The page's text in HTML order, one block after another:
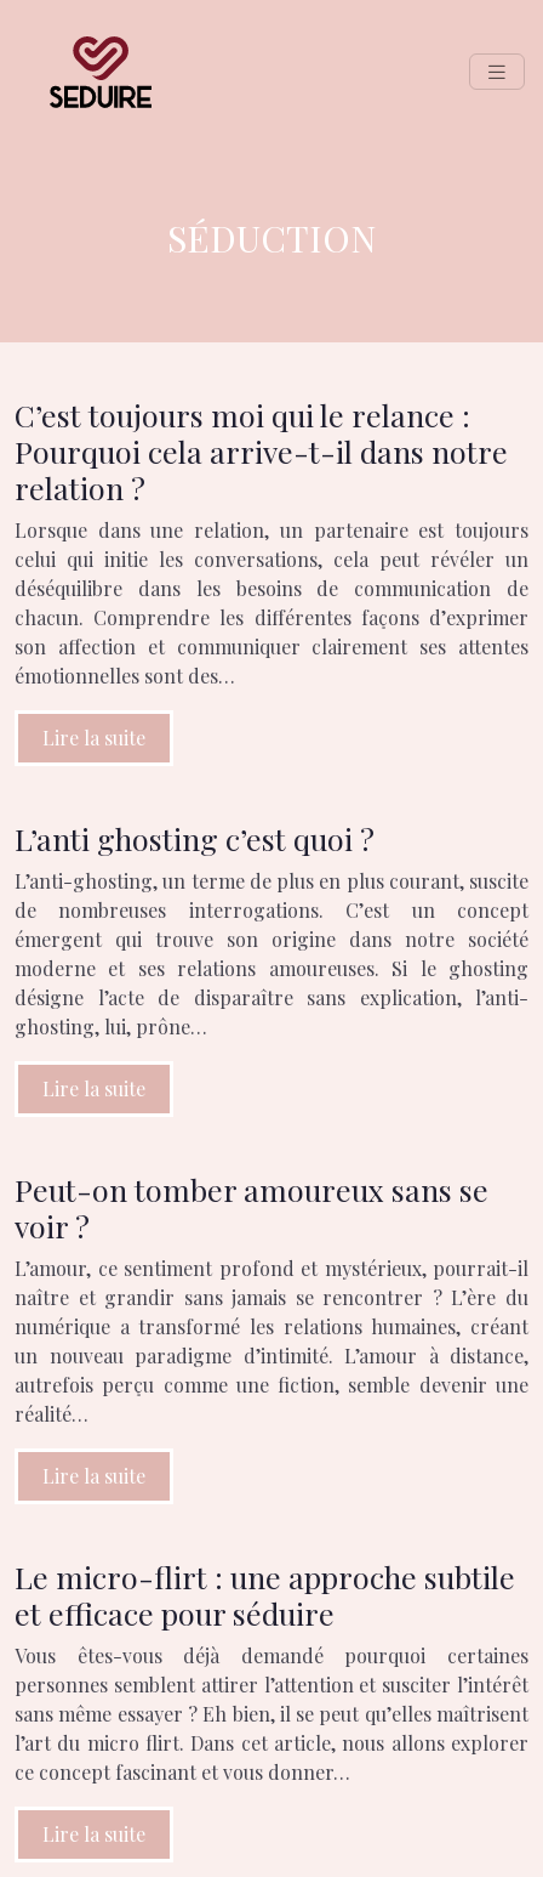
SÉDUCTION
C’est toujours moi qui le relance :
Pourquoi cela arrive-t-il dans notre
relation ?
Lorsque dans une relation, un partenaire est toujours
celui qui initie les conversations, cela peut révéler un
déséquilibre dans les besoins de communication de
chacun. Comprendre les différentes façons d’exprimer
son affection et communiquer clairement ses attentes
émotionnelles sont des…
Lire la suite
L’anti ghosting c’est quoi ?
L’anti-ghosting, un terme de plus en plus courant, suscite
de nombreuses interrogations. C’est un concept
émergent qui trouve son origine dans notre société
moderne et ses relations amoureuses. Si le ghosting
désigne l’acte de disparaître sans explication, l’anti-
ghosting, lui, prône…
Lire la suite
Peut-on tomber amoureux sans se
voir ?
L’amour, ce sentiment profond et mystérieux, pourrait-il
naître et grandir sans jamais se rencontrer ? L’ère du
numérique a transformé les relations humaines, créant
un nouveau paradigme d’intimité. L’amour à distance,
autrefois perçu comme une fiction, semble devenir une
réalité…
Lire la suite
Le micro-flirt : une approche subtile
et efficace pour séduire
Vous êtes-vous déjà demandé pourquoi certaines
personnes semblent attirer l’attention et susciter l’intérêt
sans même essayer ? Eh bien, il se peut qu’elles maîtrisent
l’art du micro flirt. Dans cet article, nous allons explorer
ce concept fascinant et vous donner…
Lire la suite